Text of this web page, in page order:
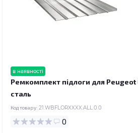
в наявності
Ремкомплект підлоги для
сталь
Код товару: 21.WBFLORXXXX.ALL.0.0
0